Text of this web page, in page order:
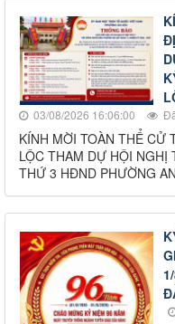
03/08/2026 16:06:00
KÍNH MỜI TOÀN THỂ CỬ
LỘC THAM DỰ HỘI NGHỊ
THỨ 3 HĐND PHƯỜNG